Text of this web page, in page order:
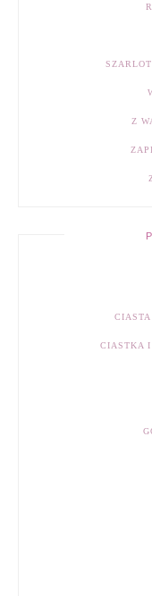
Z
CIASTKA